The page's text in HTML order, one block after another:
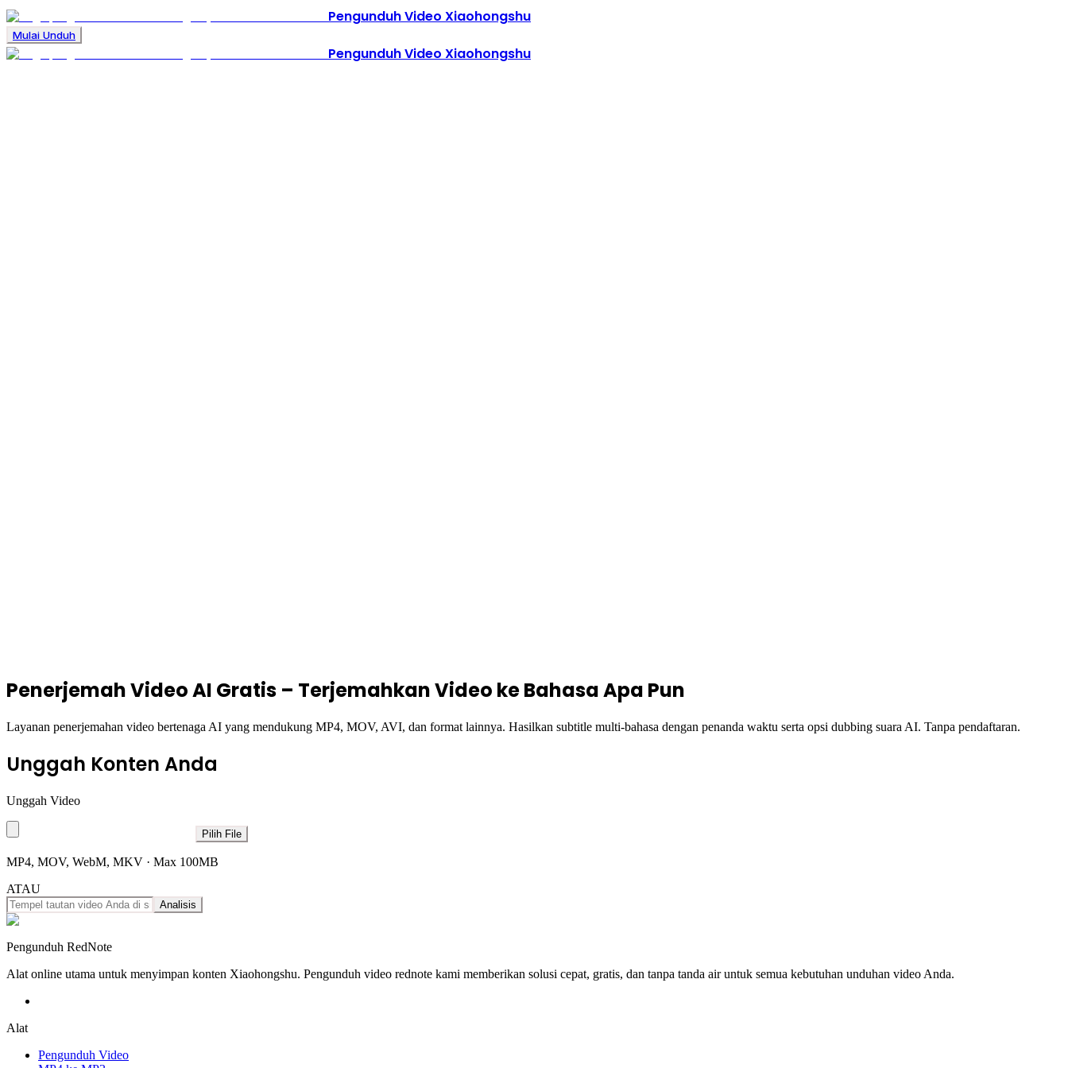
Pengunduh Video Xiaohongshu
Mulai Unduh
Pengunduh Video Xiaohongshu
Penerjemah VideoAI Gratis – Terjemahkan Video ke Bahasa Apa Pun
Layanan penerjemahan video bertenaga AI yang mendukung MP4, MOV, AVI, dan format lainnya. Hasilkan subtitle multi-bahasa dengan penanda waktu serta opsi dubbing suara AI. Tanpa pendaftaran.
Unggah Konten Anda
Unggah Video
Pilih File
MP4, MOV, WebM, MKV · Max 100MB
ATAU
Analisis
Pengunduh RedNote
Alat online utama untuk menyimpan konten Xiaohongshu. Pengunduh video rednote kami memberikan solusi cepat, gratis, dan tanpa tanda air untuk semua kebutuhan unduhan video Anda.
Alat
Pengunduh Video